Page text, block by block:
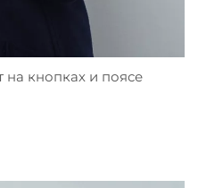
на кнопках и поясе